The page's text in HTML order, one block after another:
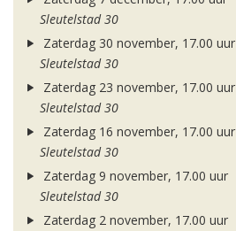
Sleutelstad 30
Zaterdag 30 november, 17.00 uur
Sleutelstad 30
Zaterdag 23 november, 17.00 uur
Sleutelstad 30
Zaterdag 16 november, 17.00 uur
Sleutelstad 30
Zaterdag 9 november, 17.00 uur
Sleutelstad 30
Zaterdag 2 november, 17.00 uur